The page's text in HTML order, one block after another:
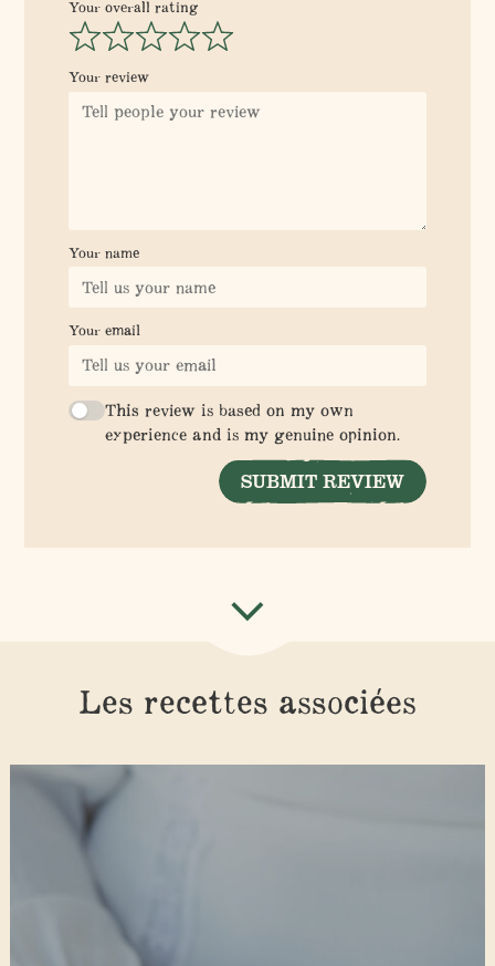
Your overall rating
Your review
Your name
Your email
This review is based on my own
experience and is my genuine opinion.
SUBMIT REVIEW
Les recettes associées